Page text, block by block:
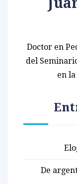
Doctor en
del
en
De